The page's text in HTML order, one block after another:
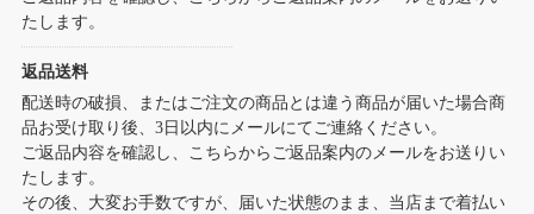
たします。
返品送料
配送時の破損、またはご注文の商品とは違う商品が届いた場合商
品お受け取り後、3日以内にメールにてご連絡ください。
ご返品内容を確認し、こちらからご返品案内のメールをお送りい
たします。
その後、大変お手数ですが、届いた状態のまま、当店まで着払い